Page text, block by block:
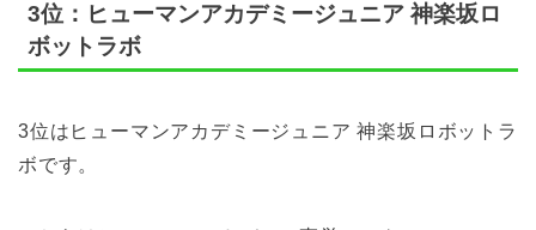
3位：ヒューマンアカデミージュニア 神楽坂ロ
ボットラボ
3位はヒューマンアカデミージュニア 神楽坂ロボットラ
ボです。